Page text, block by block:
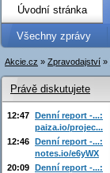
Úvodní stránka
Všechny zprávy
Akcie.cz » Zpravodajství »
Právě diskutujete
12:47 Denní report -...:
paiza.io/projec...
12:46 Denní report -...:
notes.io/e6yWX
20:09 Denní report -...: